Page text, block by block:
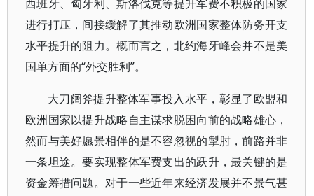
西班牙、匈牙利、斯洛伐克等提升军费不积极的国家
进行打压，间接缓解了其推动欧洲国家整体防务开支
水平提升的阻力。概而言之，北约海牙峰会并不是美
国单方面的“外交胜利”。
大刀阔斧提升整体军事投入水平，彰显了欧盟和
欧洲国家以提升战略自主谋求脱困向前的战略雄心，
然而与美好愿景相伴的是不容忽视的掣肘，前路并非
一条坦途。要实现整体军费支出的跃升，最关键的是
资金筹措问题。对于一些近年来经济发展并不景气甚